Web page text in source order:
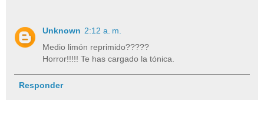
Unknown 2:12 a. m.
Medio limón reprimido?????
Horror!!!!! Te has cargado la tónica.
Responder